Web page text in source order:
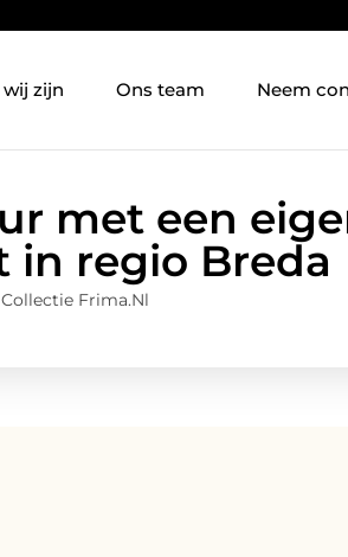
zijn Ons team Neem
met een
in regio Breda
Frima.nl